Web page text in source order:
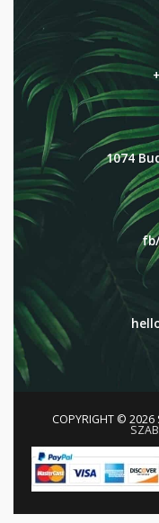
1074
COPYRIGHT © 2026